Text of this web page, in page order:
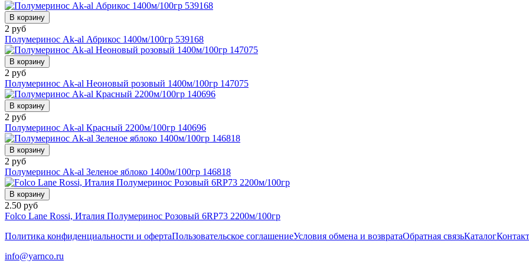
В корзину
2 руб
Полумеринос Ak-al Абрикос 1400м/100гр 539168
В корзину
2 руб
Полумеринос Ak-al Неоновый розовый 1400м/100гр 147075
В корзину
2 руб
Полумеринос Ak-al Красный 2200м/100гр 140696
В корзину
2 руб
Полумеринос Ak-al Зеленое яблоко 1400м/100гр 146818
В корзину
2.50 руб
Folco Lane Rossi, Италия Полумеринос Розовый 6RP73 2200м/100гр
Политика конфиденциальности и офертаПользовательское соглашениеУсловия обмена и возвратаОбратная связьКаталог
info@yarnco.ru